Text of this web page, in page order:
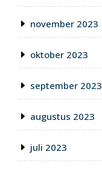
november 2023
oktober 2023
september 2023
augustus 2023
juli 2023